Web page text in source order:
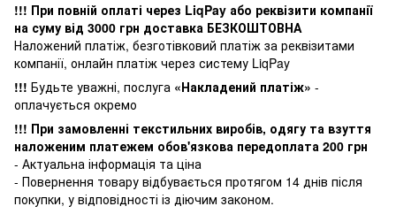
!!! При повній оплаті через LiqPay або реквізити компанії
на суму від 3000 грн доставка БЕЗКОШТОВНА
Наложений платіж, безготівковий платіж за реквізитами
компанії, онлайн платіж через систему LiqPay
!!! Будьте уважні, послуга «Накладений платіж» -
оплачується окремо
!!! При замовленні текстильних виробів, одягу та взуття
наложеним платежем обов'язкова передоплата 200 грн
- Актуальна інформація та ціна
- Повернення товару відбувається протягом 14 днів після
покупки, у відповідності із діючим законом.